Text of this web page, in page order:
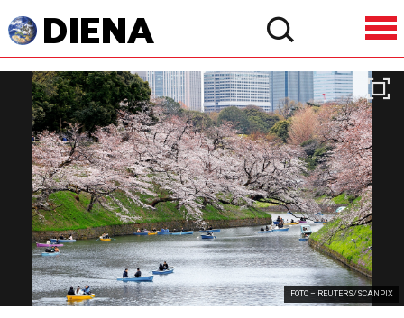
FOTO – REUTERS/SCANPIX